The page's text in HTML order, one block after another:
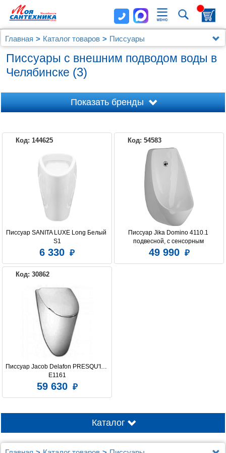
Главная Каталог товаров
Писсуары
Писсуары с внешним подводом воды
Писсуары с внешним подводом воды в
Челябинске (3)
COMFORTY
Показать бренды
Код: 144625
Писсуар SANITA LUXE Long Белый
S1
6 330
Код: 54583
Писсуар Jika Domino 4110.1
подвесной, с сенсорным
управлением
49 990
Код: 30862
Писсуар Jacob Delafon PRESQU'ILE
E1161
59 630
Каталог